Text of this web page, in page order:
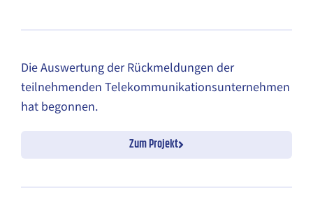
Die Auswertung der Rückmeldungen der
teilnehmenden Telekommunikationsunternehmen
hat begonnen.
Zum Projekt